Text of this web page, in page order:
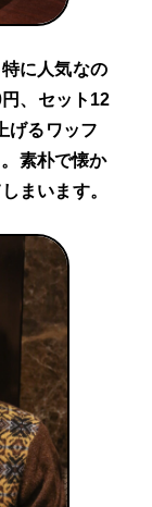
に人気なの
、セット12
げるワッフ
素朴で懐か
まいます。